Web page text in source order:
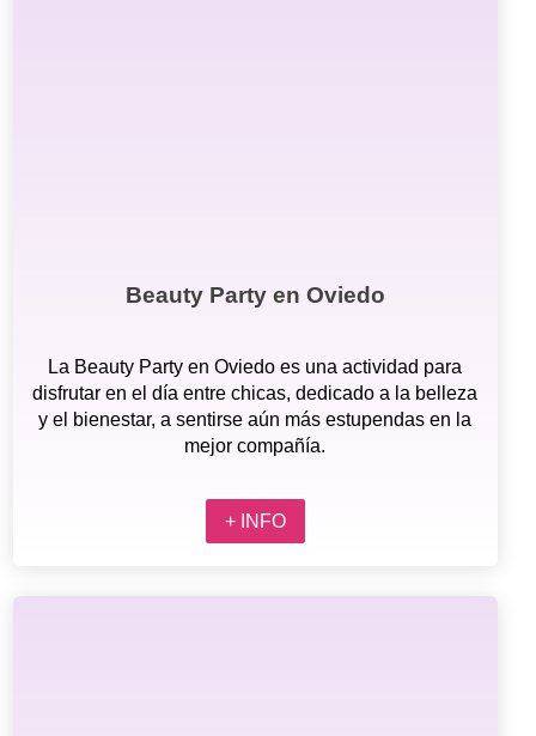
Beauty Party en Oviedo
La Beauty Party en Oviedo es una actividad para
disfrutar en el día entre chicas, dedicado a la belleza
y el bienestar, a sentirse aún más estupendas en la
mejor compañía.
+ INFO